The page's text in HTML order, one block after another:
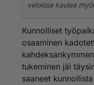
veloissa kaulaa
Kunnolliset
osaaminen
tukeminen jäi
saaneet